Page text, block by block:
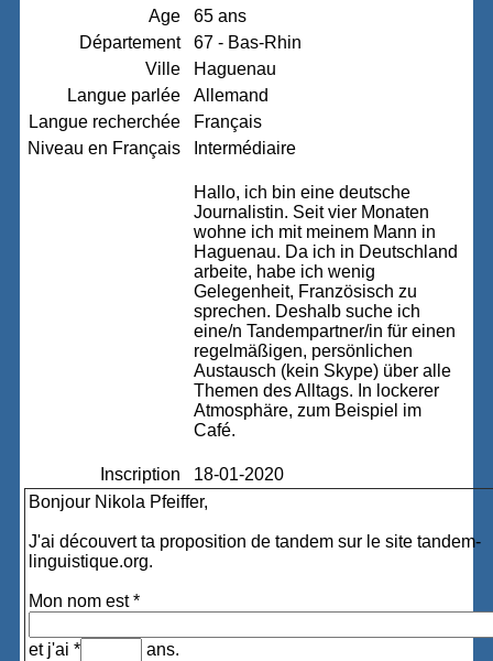
Age
65 ans
Département
67 - Bas-Rhin
Ville
Haguenau
Langue parlée
Allemand
Langue recherchée
Français
Niveau en Français
Intermédiaire
Hallo, ich bin eine deutsche
Journalistin. Seit vier Monaten
wohne ich mit meinem Mann in
Haguenau. Da ich in Deutschland
arbeite, habe ich wenig
Gelegenheit, Französisch zu
sprechen. Deshalb suche ich
eine/n Tandempartner/in für einen
regelmäßigen, persönlichen
Austausch (kein Skype) über alle
Themen des Alltags. In lockerer
Atmosphäre, zum Beispiel im
Café.
Inscription
18-01-2020
Bonjour Nikola Pfeiffer,
J'ai découvert ta proposition de tandem sur le site tandem-
linguistique.org.
Mon nom est *
et j'ai * ans.